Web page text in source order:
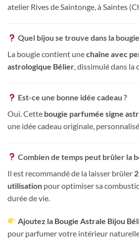
atelier Rives de Saintonge, à Saintes
Quel bijou se trouve dans la
La bougie contient unechaîne avec
astrologique Bélier, dissimulé dans la
Est-ce une bonne idée cadeau ?
Oui. Cette bougie parfumée signe
une idée cadeau originale,
Combien de temps peut brûler la
Il est recommandé de la laisser brûler
utilisation pour optimiser sa
durée de vie.
Ajoutez la Bougie Astrale Bijou
pour parfumer votre intérieur